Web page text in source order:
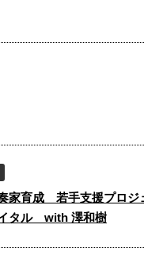
家育成 若手支援プロジ
タル with 澤和樹